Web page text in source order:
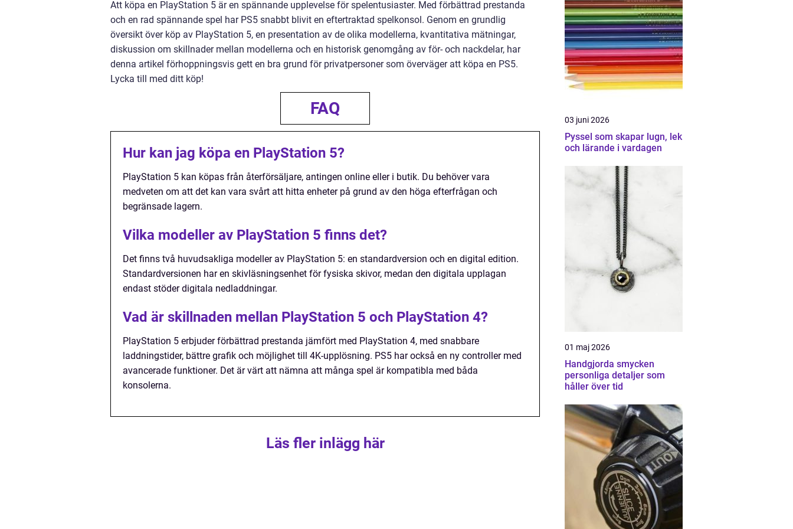
Att köpa en PlayStation 5 är en spännande upplevelse för spelentusiaster. Med förbättrad prestanda
och en rad spännande spel har PS5 snabbt blivit en eftertraktad spelkonsol. Genom en grundlig
översikt över köp av PlayStation 5, en presentation av de olika modellerna, kvantitativa mätningar,
diskussion om skillnader mellan modellerna och en historisk genomgång av för- och nackdelar, har
denna artikel förhoppningsvis gett en bra grund för privatpersoner som överväger att köpa en PS5.
Lycka till med ditt köp!
FAQ
Hur kan jag köpa en PlayStation 5?
PlayStation 5 kan köpas från återförsäljare, antingen online eller i butik. Du behöver vara
medveten om att det kan vara svårt att hitta enheter på grund av den höga efterfrågan och
begränsade lagern.
Vilka modeller av PlayStation 5 finns det?
Det finns två huvudsakliga modeller av PlayStation 5: en standardversion och en digital edition.
Standardversionen har en skivläsningsenhet för fysiska skivor, medan den digitala upplagan
endast stöder digitala nedladdningar.
Vad är skillnaden mellan PlayStation 5 och PlayStation 4?
PlayStation 5 erbjuder förbättrad prestanda jämfört med PlayStation 4, med snabbare
laddningstider, bättre grafik och möjlighet till 4K-upplösning. PS5 har också en ny controller med
avancerade funktioner. Det är värt att nämna att många spel är kompatibla med båda
konsolerna.
Läs fler inlägg här
03 juni 2026
Pyssel som skapar lugn, lek
och lärande i vardagen
01 maj 2026
Handgjorda smycken
personliga detaljer som
håller över tid